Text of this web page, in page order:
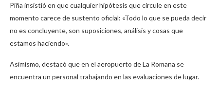
Piña insistió en que cualquier hipótesis que circule en este
momento carece de sustento oficial: «Todo lo que se pueda decir
no es concluyente, son suposiciones, análisis y cosas que
estamos haciendo».
Asimismo, destacó que en el aeropuerto de La Romana se
encuentra un personal trabajando en las evaluaciones de lugar.